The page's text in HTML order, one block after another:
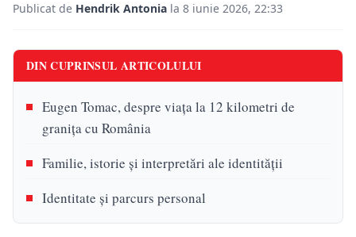
Publicat de Hendrik Antonia la 8 iunie 2026, 22:33
DIN CUPRINSUL ARTICOLULUI
Eugen Tomac, despre viața la 12 kilometri de
granița cu România
Familie, istorie și interpretări ale identității
Identitate și parcurs personal